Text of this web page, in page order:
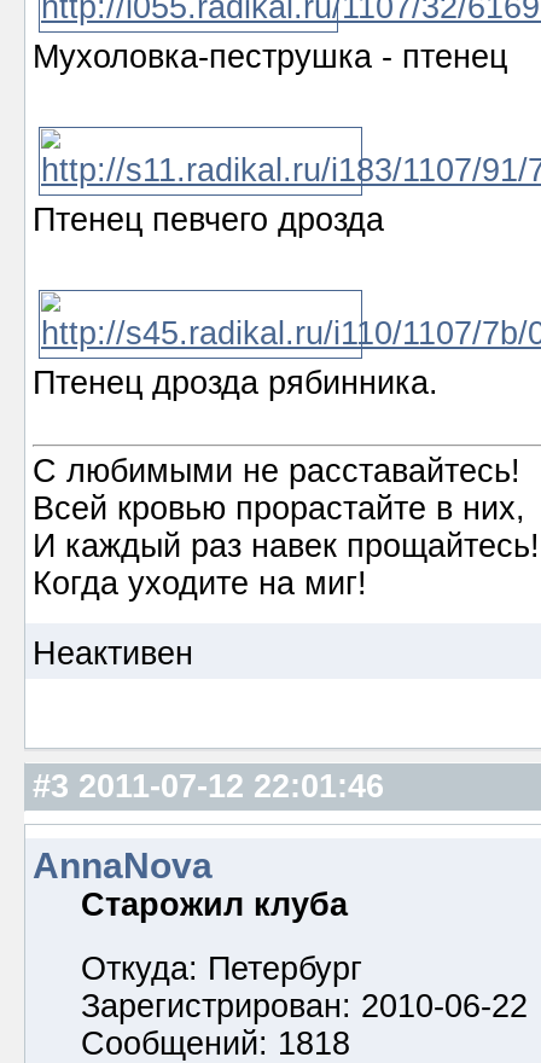
Мухоловка-пеструшка - птенец
Птенец певчего дрозда
Птенец дрозда рябинника.
С любимыми не расставайтесь!
Всей кровью прорастайте в них,
И каждый раз навек прощайтесь!
Когда уходите на миг!
Неактивен
#3 2011-07-12 22:01:46
AnnaNova
Старожил клуба
Откуда: Петербург
Зарегистрирован: 2010-06-22
Сообщений: 1818